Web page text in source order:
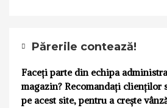
Părerile contează!
Faceți parte din echipa
magazin? Recomandați clienților
pe acest site, pentru a crește